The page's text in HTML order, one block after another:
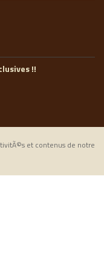
!!
et contenus de notre